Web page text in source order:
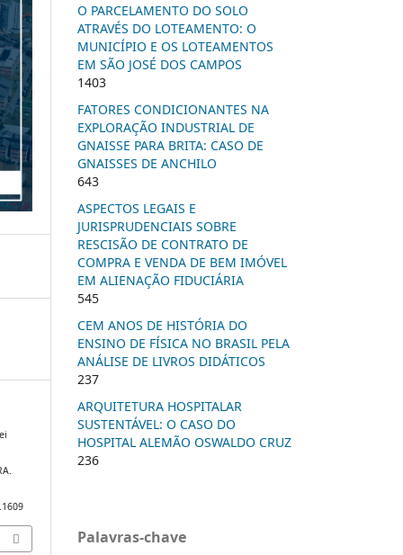
O PARCELAMENTO DO SOLO
ATRAVÉS DO LOTEAMENTO: O
MUNICÍPIO E OS LOTEAMENTOS
EM SÃO JOSÉ DOS CAMPOS
1403
FATORES CONDICIONANTES NA
EXPLORAÇÃO INDUSTRIAL DE
GNAISSE PARA BRITA: CASO DE
GNAISSES DE ANCHILO
643
ASPECTOS LEGAIS E
JURISPRUDENCIAIS SOBRE
RESCISÃO DE CONTRATO DE
COMPRA E VENDA DE BEM IMÓVEL
EM ALIENAÇÃO FIDUCIÁRIA
545
CEM ANOS DE HISTÓRIA DO
ENSINO DE FÍSICA NO BRASIL PELA
ANÁLISE DE LIVROS DIDÁTICOS
237
ARQUITETURA HOSPITALAR
SUSTENTÁVEL: O CASO DO
HOSPITAL ALEMÃO OSWALDO CRUZ
236
Palavras-chave